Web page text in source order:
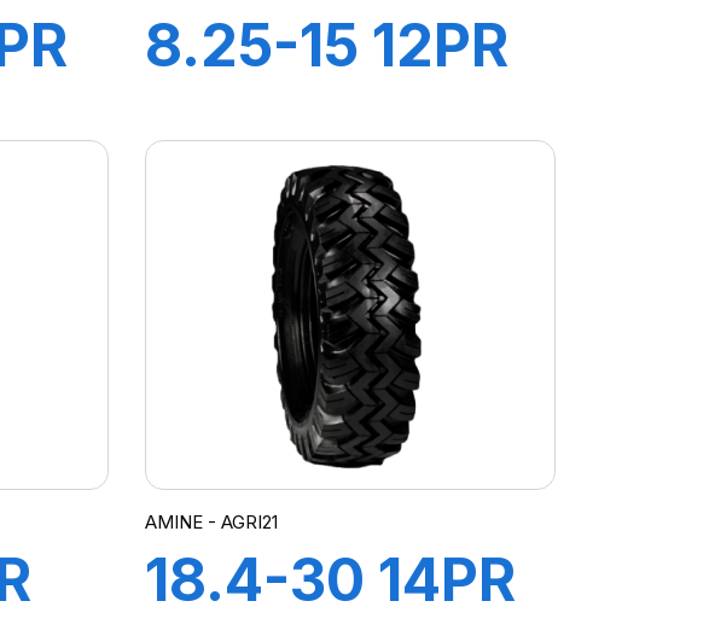
8.25-15 12PR
AMINE - AGRI21
18.4-30 14PR